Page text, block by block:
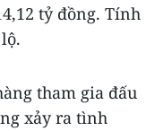
tỷ đồng. Tính
tham gia đấu
xảy ra tình